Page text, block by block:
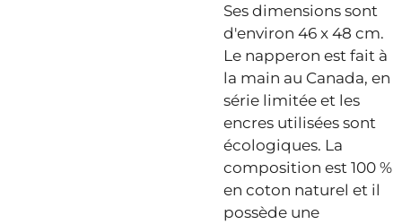
Ses dimensions sont
d'environ 46 x 48 cm.
Le napperon est fait à
la main au Canada, en
série limitée et les
encres utilisées sont
écologiques. La
composition est 100 %
en coton naturel et il
possède une